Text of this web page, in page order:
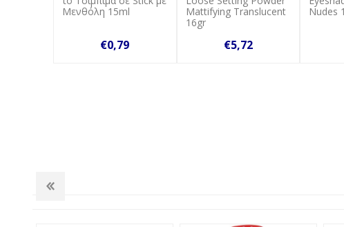
Μενθόλη 15ml
€0,79
Mattifying Translucent
16gr
€5,72
Nudes